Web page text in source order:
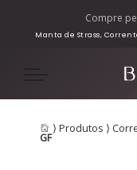
Compre
Manta de Strass,
⟩ Produtos ⟩
GF